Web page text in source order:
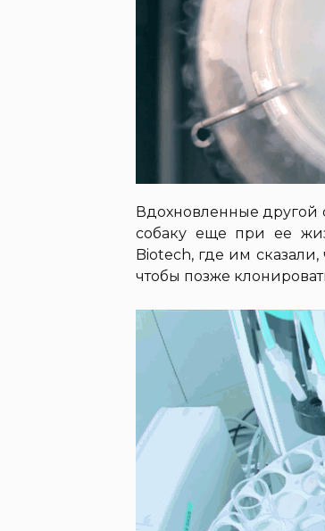
Вдохновленные другой
собаку еще при ее
Biotech, где им
чтобы позже